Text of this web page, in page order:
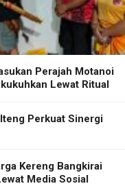
Perajah Motanoi
Lewat Ritual
Perkuat Sinergi
Kereng Bangkirai
Media Sosial